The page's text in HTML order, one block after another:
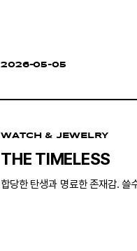
2026-05-05
WATCH & JEWELRY
THE TIMELESS
합당한 탄생과 명료한 존재감. 쓸